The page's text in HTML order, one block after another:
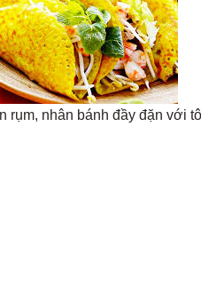
nhân bánh đầy đặn với